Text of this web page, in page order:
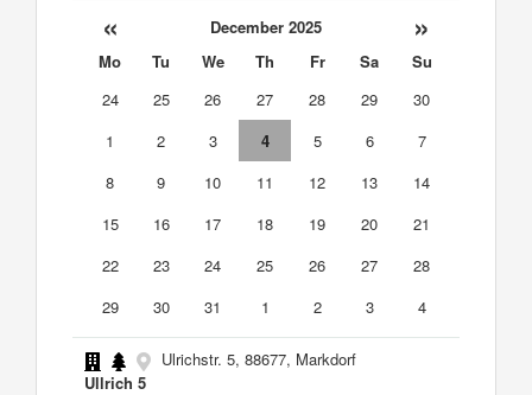
« December 2025 »
Mo Tu We Th Fr Sa
Su
24
25 26 27 28 29
30
1
2 3 4 5 6
7
8
9 10 11 12 13
14
15
16 17 18 19 20
21
22
23 24 25 26 27
28
29
30 31 1 2 3 4
Ulrichstr. 5, 88677, Markdorf
Ullrich 5